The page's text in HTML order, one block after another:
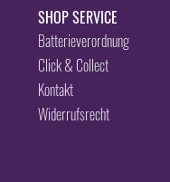
SHOP SERVICE
Batterieverordnung
Click & Collect
Kontakt
Widerrufsrecht